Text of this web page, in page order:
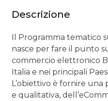
Descrizione
Il Programma tematico
nasce per fare il punto
commercio elettronico
Italia e nei principali
L’obiettivo è fornire una
e qualitativa,